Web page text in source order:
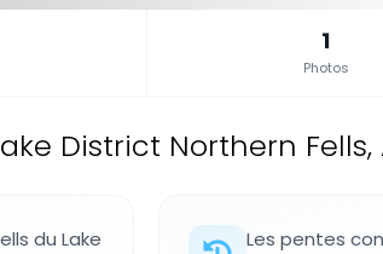
1
Photos
District Northern Fells,
du Lake
Les pentes